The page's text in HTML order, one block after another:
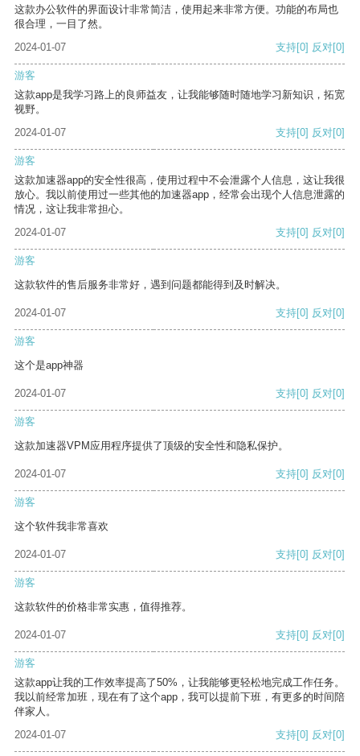
这款办公软件的界面设计非常简洁，使用起来非常方便。功能的布局也
很合理，一目了然。
2024-01-07
支持[0] 反对[0]
游客
这款app是我学习路上的良师益友，让我能够随时随地学习新知识，拓宽
视野。
2024-01-07
支持[0] 反对[0]
游客
这款加速器app的安全性很高，使用过程中不会泄露个人信息，这让我很
放心。我以前使用过一些其他的加速器app，经常会出现个人信息泄露的
情况，这让我非常担心。
2024-01-07
支持[0] 反对[0]
游客
这款软件的售后服务非常好，遇到问题都能得到及时解决。
2024-01-07 支持[0] 反对[0]
游客
这个是app神器
2024-01-07 支持[0] 反对[0]
游客
这款加速器VPM应用程序提供了顶级的安全性和隐私保护。
2024-01-07 支持[0] 反对[0]
游客
这个软件我非常喜欢
2024-01-07 支持[0] 反对[0]
游客
这款软件的价格非常实惠，值得推荐。
2024-01-07 支持[0] 反对[0]
游客
这款app让我的工作效率提高了50%，让我能够更轻松地完成工作任务。
我以前经常加班，现在有了这个app，我可以提前下班，有更多的时间陪
伴家人。
2024-01-07
支持[0] 反对[0]